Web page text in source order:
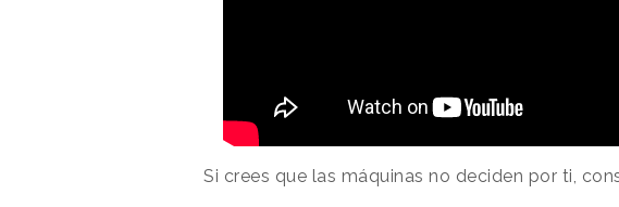
Si crees que las máquinas no deciden por ti,